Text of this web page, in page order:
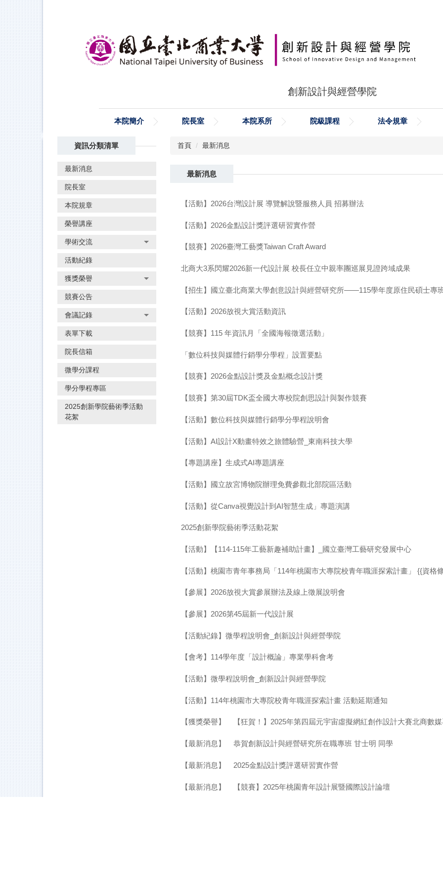
創新設計與經營學院
本院簡介 院長室 本院系所 院級課程 法令規章
資訊分類清單
最新消息
院長室
本院規章
榮譽講座
學術交流
活動紀錄
獲獎榮譽
競賽公告
會議記錄
表單下載
院長信箱
微學分課程
學分學程專區
2025創新學院藝術季活動
花絮
首頁 最新消息
最新消息
【活動】2026台灣設計展 導覽解說暨服務人員 招募辦法
【活動】2026金點設計獎評選研習實作營
【競賽】2026臺灣工藝獎Taiwan Craft Award
北商大3系閃耀2026新一代設計展 校長任立中親率團巡展見證跨域成果
【招生】國立臺北商業大學創意設計與經營研究所——115學年度原住民碩士專
【活動】2026放視大賞活動資訊
【競賽】115 年資訊月「全國海報徵選活動」
「數位科技與媒體行銷學分學程」設置要點
【競賽】2026金點設計獎及金點概念設計獎
【競賽】第30屆TDK盃全國大專校院創思設計與製作競賽
【活動】數位科技與媒體行銷學分學程說明會
【活動】AI設計X動畫特效之旅體驗營_東南科技大學
【專題講座】生成式AI專題講座
【活動】國立故宮博物院辦理免費參觀北部院區活動
【活動】從Canva視覺設計到AI智慧生成」專題演講
2025創新學院藝術季活動花絮
【活動】【114-115年工藝新趣補助計畫】_國立臺灣工藝研究發展中心
【活動】桃園市青年事務局「114年桃園市大專院校青年職涯探索計畫」 {{資格
【參展】2026放視大賞參展辦法及線上徵展說明會
【參展】2026第45屆新一代設計展
【活動紀錄】微學程說明會_創新設計與經營學院
【會考】114學年度「設計概論」專業學科會考
【活動】微學程說明會_創新設計與經營學院
【活動】114年桃園市大專院校青年職涯探索計畫 活動延期通知
【獲獎榮譽】 【狂賀！】2025年第四屆元宇宙虛擬網紅創作設計大賽北商數
【最新消息】 恭賀創新設計與經營研究所在職專班 甘士明 同學
【最新消息】 2025金點設計獎評選研習實作營
【最新消息】 【競賽】2025年桃園青年設計展暨國際設計論壇